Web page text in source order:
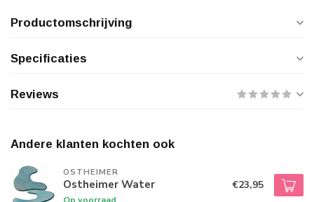
Productomschrijving
Specificaties
Reviews
Andere klanten kochten ook
OSTHEIMER
Ostheimer Water
Op voorraad
€23,95